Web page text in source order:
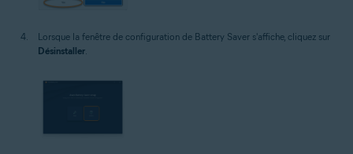
Lorsque la fenêtre de configuration de Battery Saver s'affiche, cliquez sur
Désinstaller.